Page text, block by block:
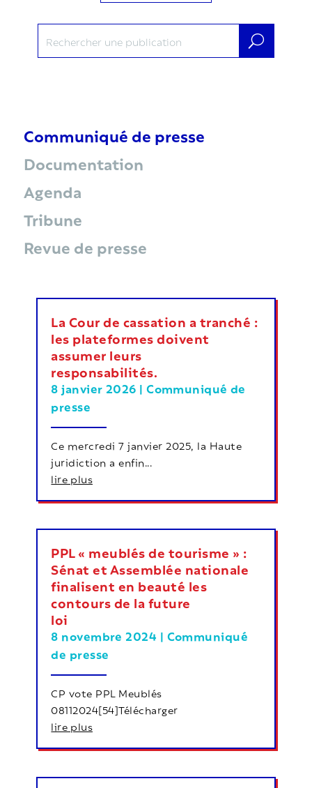
Communiqué de presse
Documentation
Agenda
Tribune
Revue de presse
La Cour de cassation a tranché :
les plateformes doivent
assumer leurs
responsabilités.
8 janvier 2026 |Communiqué de
presse
Ce mercredi 7 janvier 2025, la Haute
juridiction a enfin...
lire plus
PPL « meublés de tourisme » :
Sénat et Assemblée nationale
finalisent en beauté les
contours de la future
loi
8 novembre 2024 | Communiqué
de presse
CP vote PPL Meublés
08112024[54]Télécharger
lire plus